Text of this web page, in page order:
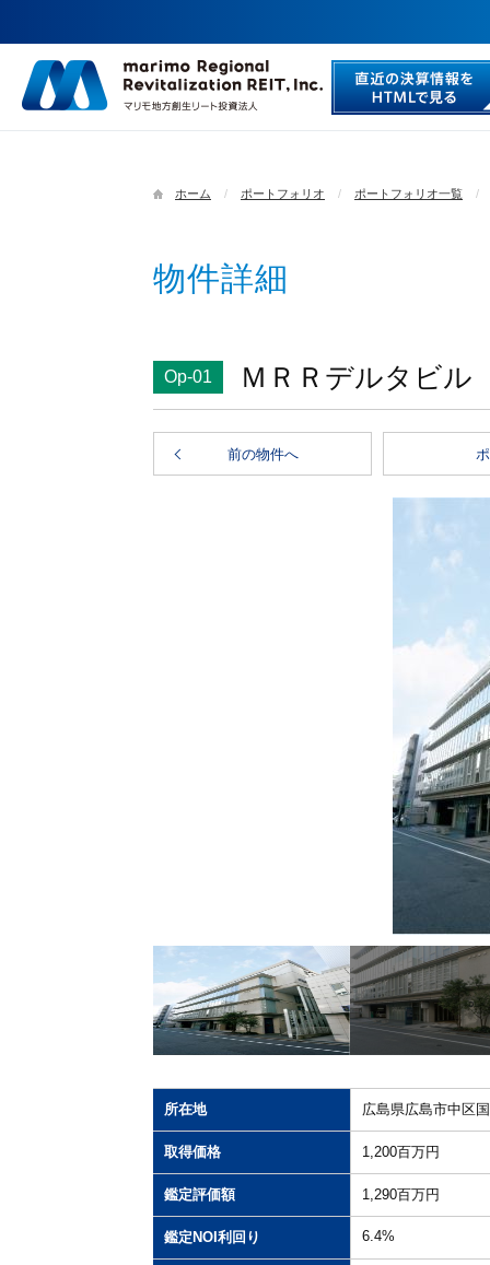
ホーム ポートフォリオ ポートフォリオ一覧
物件詳細
Op-01 ＭＲＲデルタビル
前の物件へ
所在地 広島県広島市中区
取得価格 1,200百万円
鑑定評価額 1,290百万円
鑑定NOI利回り 6.4%